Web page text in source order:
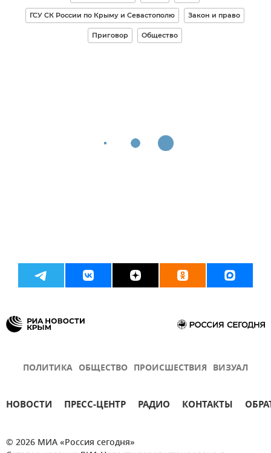
ГСУ СК России по Крыму и Севастополю Закон и право
Приговор Общество
ПОЛИТИКА ОБЩЕСТВО ПРОИСШЕСТВИЯ ВИЗУАЛ
НОВОСТИ ПРЕСС-ЦЕНТР РАДИО КОНТАКТЫ
© 2026 МИА «Россия сегодня»